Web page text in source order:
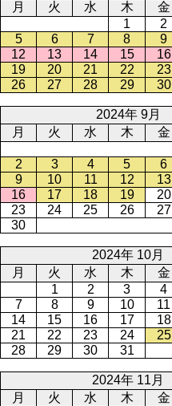
月
火 水 木 金
1
2
5
6 7 8 9
12
13 14 15 16
19
20 21 22 23
26
27 28 29 30
2024年 9月
月
火 水 木 金
2
3 4 5 6
9
10 11 12 13
16
17 18 19 20
23
24 25 26 27
30
2024年 10月
月
火 水 木 金
1
2 3 4
7
8 9 10 11
14
15 16 17 18
21
22 23 24 25
28
29 30 31
2024年 11月
月
火 水 木 金